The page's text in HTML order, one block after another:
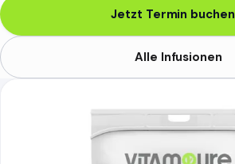
Jetzt Termin buchen
Alle Infusionen